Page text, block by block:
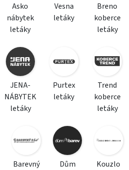
Asko
nábytek
letáky
Vesna
letáky
Breno
koberce
letáky
JENA-
NÁBYTEK
letáky
Purtex
letáky
Trend
koberce
letáky
Barevný
Dům
Kouzlo